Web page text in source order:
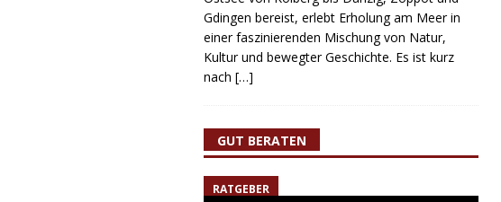
Gdingen bereist, erlebt Erholung am Meer in
einer faszinierenden Mischung von Natur,
Kultur und bewegter Geschichte. Es ist kurz
nach […]
GUT BERATEN
RATGEBER